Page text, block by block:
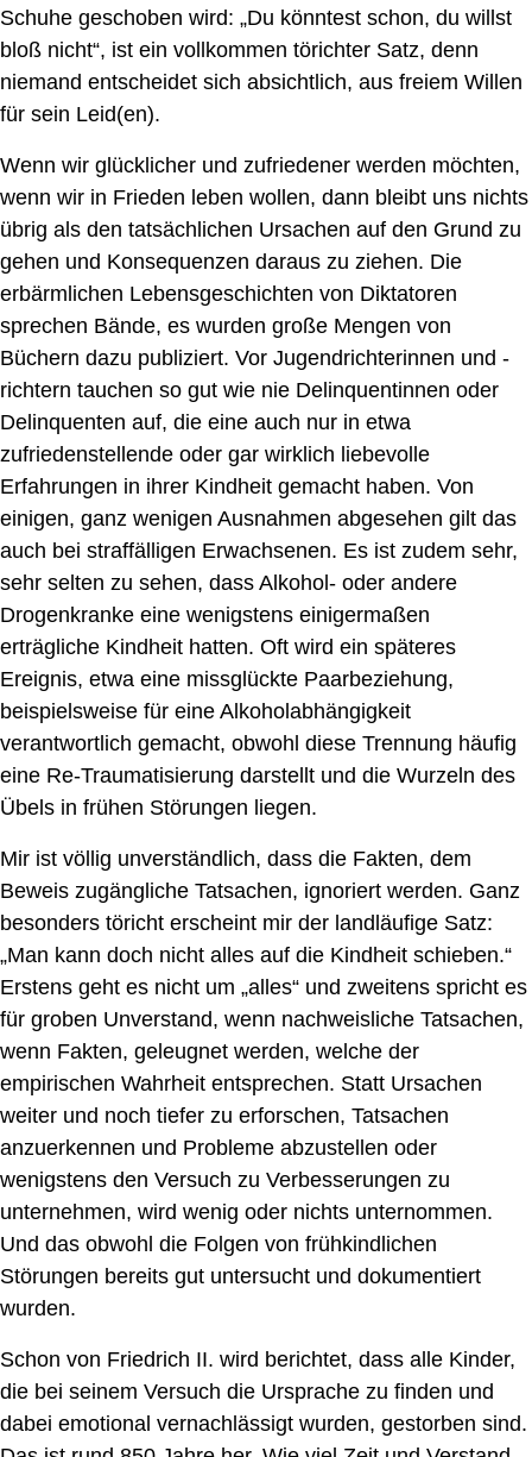
Schuhe geschoben wird: „Du könntest schon, du willst
bloß nicht“, ist ein vollkommen törichter Satz, denn
niemand entscheidet sich absichtlich, aus freiem Willen
für sein Leid(en).
Wenn wir glücklicher und zufriedener werden möchten,
wenn wir in Frieden leben wollen, dann bleibt uns nichts
übrig als den tatsächlichen Ursachen auf den Grund zu
gehen und Konsequenzen daraus zu ziehen. Die
erbärmlichen Lebensgeschichten von Diktatoren
sprechen Bände, es wurden große Mengen von
Büchern dazu publiziert. Vor Jugendrichterinnen und -
richtern tauchen so gut wie nie Delinquentinnen oder
Delinquenten auf, die eine auch nur in etwa
zufriedenstellende oder gar wirklich liebevolle
Erfahrungen in ihrer Kindheit gemacht haben. Von
einigen, ganz wenigen Ausnahmen abgesehen gilt das
auch bei straffälligen Erwachsenen. Es ist zudem sehr,
sehr selten zu sehen, dass Alkohol- oder andere
Drogenkranke eine wenigstens einigermaßen
erträgliche Kindheit hatten. Oft wird ein späteres
Ereignis, etwa eine missglückte Paarbeziehung,
beispielsweise für eine Alkoholabhängigkeit
verantwortlich gemacht, obwohl diese Trennung häufig
eine Re-Traumatisierung darstellt und die Wurzeln des
Übels in frühen Störungen liegen.
Mir ist völlig unverständlich, dass die Fakten, dem
Beweis zugängliche Tatsachen, ignoriert werden. Ganz
besonders töricht erscheint mir der landläufige Satz:
„Man kann doch nicht alles auf die Kindheit schieben.“
Erstens geht es nicht um „alles“ und zweitens spricht es
für groben Unverstand, wenn nachweisliche Tatsachen,
wenn Fakten, geleugnet werden, welche der
empirischen Wahrheit entsprechen. Statt Ursachen
weiter und noch tiefer zu erforschen, Tatsachen
anzuerkennen und Probleme abzustellen oder
wenigstens den Versuch zu Verbesserungen zu
unternehmen, wird wenig oder nichts unternommen.
Und das obwohl die Folgen von frühkindlichen
Störungen bereits gut untersucht und dokumentiert
wurden.
Schon von Friedrich II. wird berichtet, dass alle Kinder,
die bei seinem Versuch die Ursprache zu finden und
dabei emotional vernachlässigt wurden, gestorben sind.